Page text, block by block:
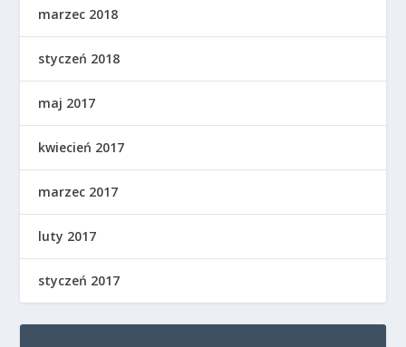
marzec 2018
styczeń 2018
maj 2017
kwiecień 2017
marzec 2017
luty 2017
styczeń 2017